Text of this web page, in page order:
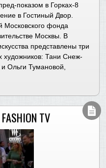
показом в Горках-8
в Гостиный Двор.
Московского фонда
Москвы. В
представлены три
художников: Тани Снеж-
Ольги Тумановой,
TV